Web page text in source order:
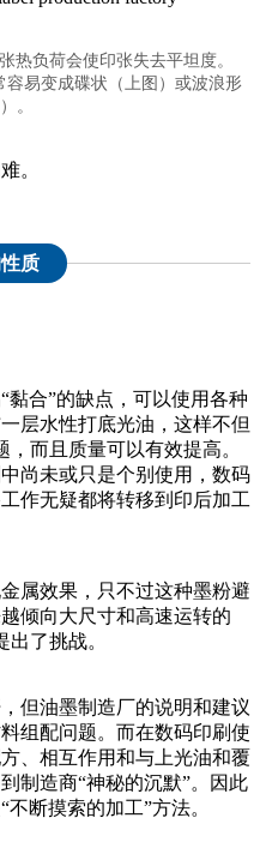
热负荷会使印张失去平坦度。
容易变成碟状（上图）或波浪形
。
。
质
黏合”的缺点，可以使用各种
层水性打底光油，这样不但
而且质量可以有效提高。
尚未或只是个别使用，数码
作无疑都将转移到印后加工
属效果，只不过这种墨粉避
倾向大尺寸和高速运转的
出了挑战。
但油墨制造厂的说明和建议
组配问题。而在数码印刷使
、相互作用和与上光油和覆
制造商“神秘的沉默”。因此
断摸索的加工”方法。